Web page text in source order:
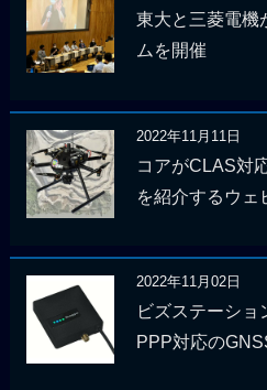
東大と三菱電機
ムを開催
2022年11月11日
コアがCLAS対
を紹介するウェ
2022年11月02日
ビズステーシ
PPP対応の